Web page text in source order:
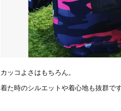
カッコよさはもちろん。
着た時のシルエットや着心地も抜群です